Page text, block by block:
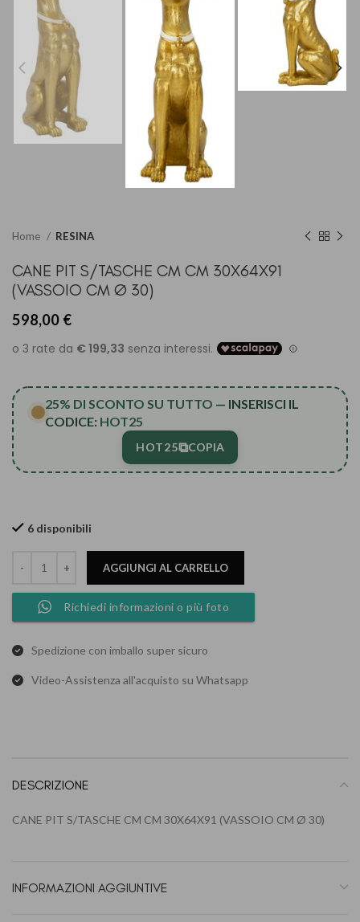
Home RESINA
CANE PIT S/TASCHE CM CM 30X64X91
(VASSOIO CM Ø 30)
598,00 €
25% DI SCONTO SU TUTTO — INSERISCI IL
CODICE: HOT25
HOT25⧉COPIA
6 disponibili
AGGIUNGI AL CARRELLO
Richiedi informazioni o più foto
Spedizione con imballo super sicuro
Video-Assistenza all'acquisto su Whatsapp
DESCRIZIONE
CANE PIT S/TASCHE CM CM 30X64X91 (VASSOIO CM Ø 30)
INFORMAZIONI AGGIUNTIVE